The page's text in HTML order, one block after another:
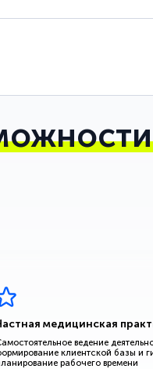
медицинская
ведение
клиентской базы и
рабочего времени